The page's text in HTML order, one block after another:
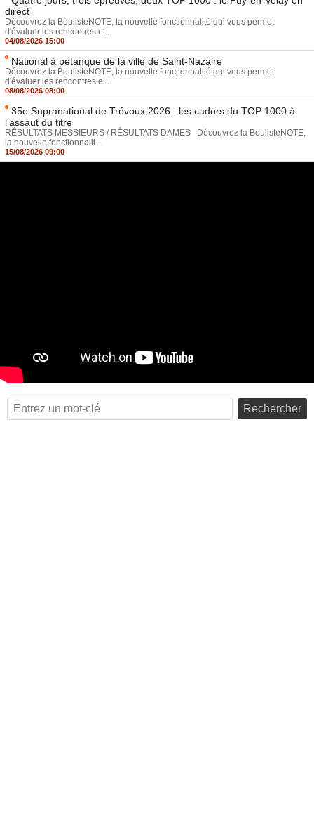
direct
Découvrez la BoulisteNOTE, la nouvelle fonctionnalité qui vous permet
d'évaluer les rencontres e...
04/08/2026 15:00
National à pétanque de la ville de Saint-Nazaire
Découvrez la BoulisteNOTE, la nouvelle fonctionnalité qui vous permet
d'évaluer les rencontres e...
08/08/2026 08:00
35e Supranational de Trévoux 2026 : les cadors du TOP 1000 à
l’assaut du titre
RÉSULTATS MESSIEURS / RÉSULTATS DAMES Découvrez la BoulisteNOTE,
la nouvelle fonctionnalit...
15/08/2026 09:00
Rechercher